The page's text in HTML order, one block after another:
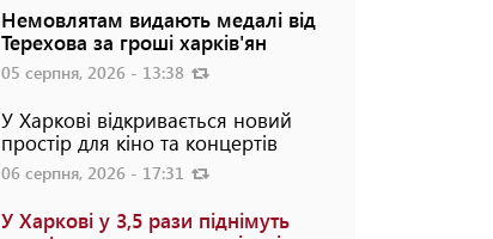
Немовлятам видають медалі від
Терехова за гроші харків'ян
05 серпня, 2026 - 13:38
У Харкові відкривається новий
простір для кіно та концертів
06 серпня, 2026 - 17:31
У Харкові у 3,5 рази піднімуть